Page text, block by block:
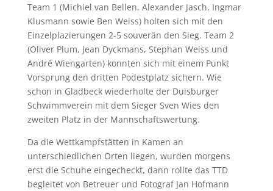
Team 1 (Michiel van Bellen, Alexander Jasch, Ingmar
Klusmann sowie Ben Weiss) holten sich mit den
Einzelplazierungen 2-5 souverän den Sieg. Team 2
(Oliver Plum, Jean Dyckmans, Stephan Weiss und
André Wiengarten) konnten sich mit einem Punkt
Vorsprung den dritten Podestplatz sichern. Wie
schon in Gladbeck wiederholte der Duisburger
Schwimmverein mit dem Sieger Sven Wies den
zweiten Platz in der Mannschaftswertung.
Da die Wettkampfstätten in Kamen an
unterschiedlichen Orten liegen, wurden morgens
erst die Schuhe eingecheckt, dann rollte das TTD
begleitet von Betreuer und Fotograf Jan Hofmann